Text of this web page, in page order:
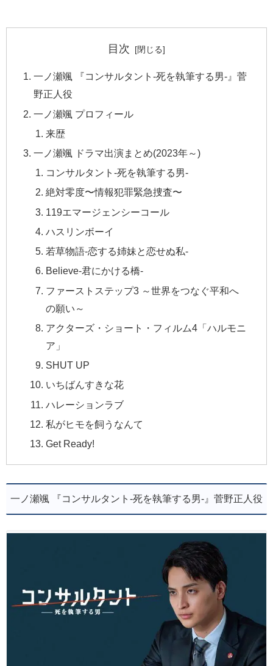
目次
一ノ瀬颯 『コンサルタント-死を執筆する男-』菅
野正人役
一ノ瀬颯 プロフィール
来歴
一ノ瀬颯 ドラマ出演まとめ(2023年～)
コンサルタント-死を執筆する男-
絶対零度〜情報犯罪緊急捜査〜
119エマージェンシーコール
ハスリンボーイ
若草物語-恋する姉妹と恋せぬ私-
Believe-君にかける橋-
ファーストステップ3 ～世界をつなぐ平和へ
の願い～
アクターズ・ショート・フィルム4「ハルモニ
ア」
SHUT UP
いちばんすきな花
ハレーションラブ
私がヒモを飼うなんて
Get Ready!
一ノ瀬颯 『コンサルタント-死を執筆する男-』菅野正人役